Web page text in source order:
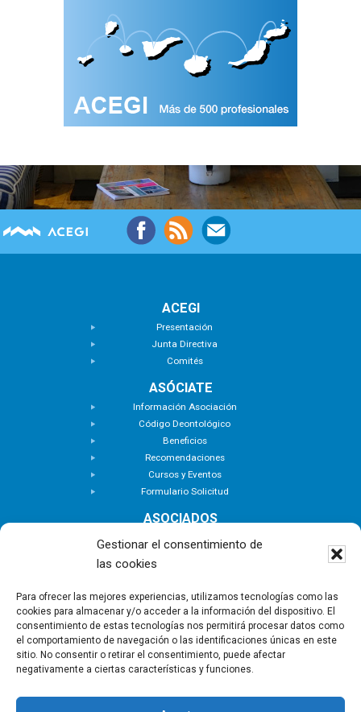
Gestionar el consentimiento de
las cookies
Para ofrecer las mejores experiencias, utilizamos tecnologías como las
cookies para almacenar y/o acceder a la información del dispositivo. El
consentimiento de estas tecnologías nos permitirá procesar datos como
el comportamiento de navegación o las identificaciones únicas en este
sitio. No consentir o retirar el consentimiento, puede afectar
negativamente a ciertas características y funciones.
ACEGI
Presentación
Junta Directiva
Comités
ASÓCIATE
Información Asociación
Código Deontológico
Beneficios
Recomendaciones
Cursos y Eventos
Formulario Solicitud
ASOCIADOS
Zona Privada
ACTUALIDAD
Notas de Prensa
Noticias
Nuevas Incorporaciones
CONTACTO